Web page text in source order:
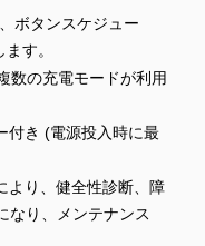
ボタンスケジュー
す。
数の充電モードが利用
付き (電源投入時に最
より、健全性診断、障
なり、メンテナンス